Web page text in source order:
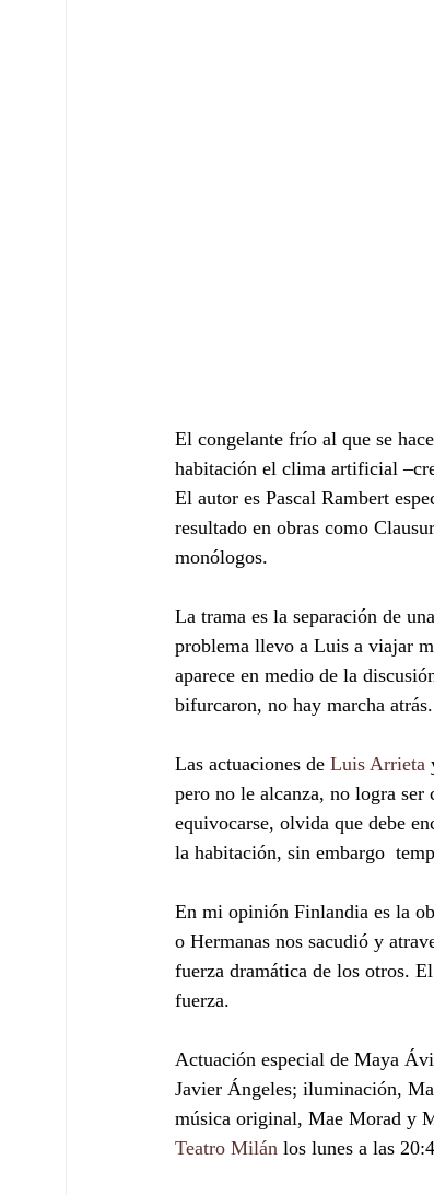
El congelante frío al que se
habitación el clima artificial
El autor es Pascal Rambert
resultado en obras como
monólogos.
La trama es la separación de
problema llevo a Luis a viajar
aparece en medio de la
bifurcaron, no hay marcha
Las actuaciones de Luis Arrieta
pero no le alcanza, no logra
equivocarse, olvida que debe
la habitación, sin embargo
En mi opinión Finlandia es la
o Hermanas nos sacudió y
fuerza dramática de los otros.
fuerza.
Actuación especial de Maya
Javier Ángeles; iluminación,
música original, Mae Morad y
Teatro Milán los lunes a las